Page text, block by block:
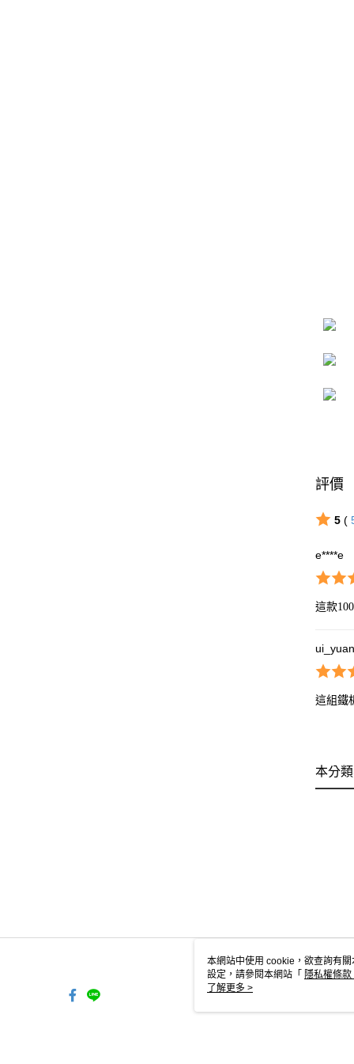
評價
5(
e****e
這款
這組鐵
本分
本網站中使用 cookie，欲查詢有
設定，請參閱本網站「 隱私權條款
使用 cookie。
了解更多 >